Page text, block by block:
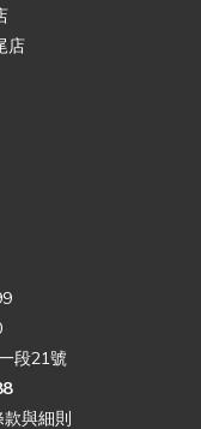
店
段21號
款與細則